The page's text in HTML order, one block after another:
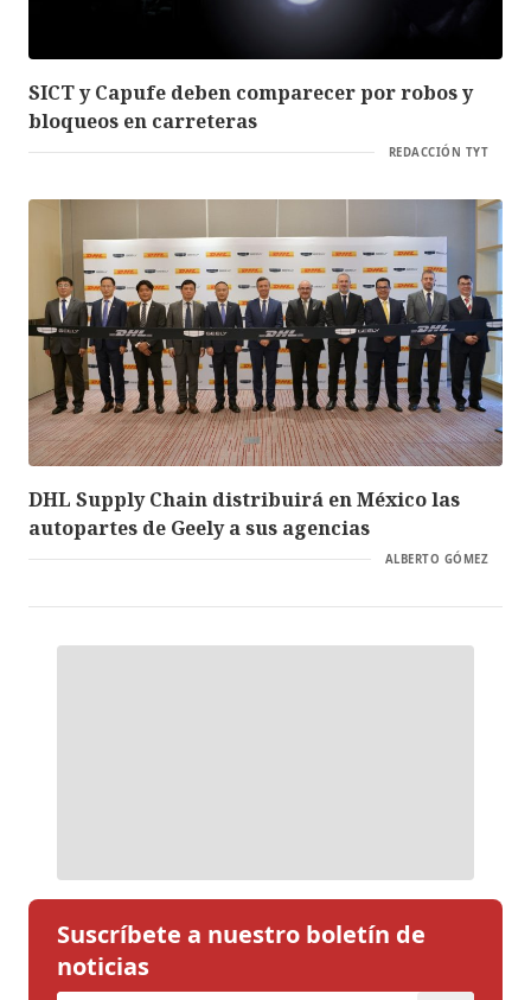
SICT y Capufe deben comparecer por robos y
bloqueos en carreteras
REDACCIÓN TYT
DHL Supply Chain distribuirá en México las
autopartes de Geely a sus agencias
ALBERTO GÓMEZ
Suscríbete a nuestro boletín de
noticias